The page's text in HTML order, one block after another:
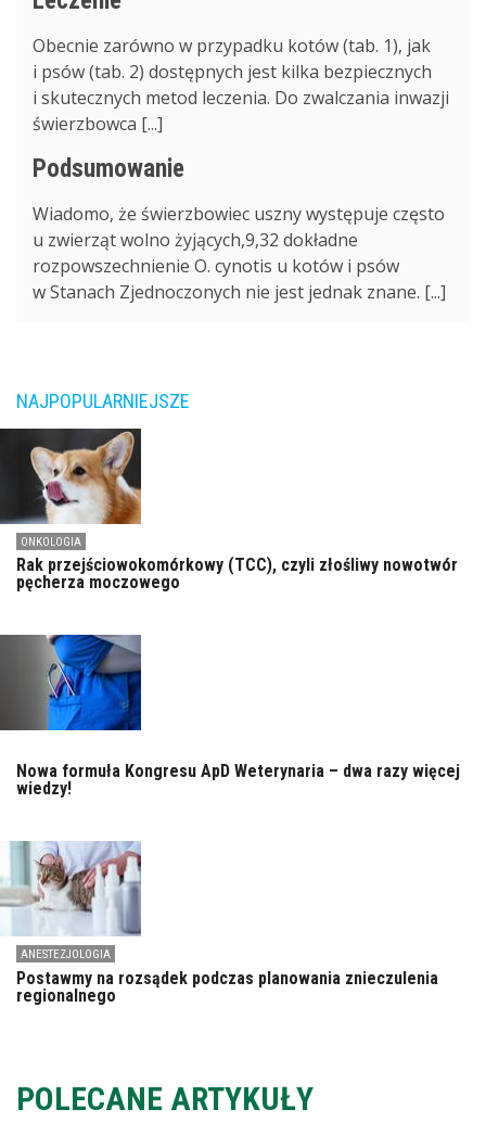
Obecnie zarówno w przypadku kotów (tab. 1), jak
i psów (tab. 2) dostępnych jest kilka bezpiecznych
i skutecznych metod leczenia. Do zwalczania inwazji
świerzbowca [...]
Podsumowanie
Wiadomo, że świerzbowiec uszny występuje często
u zwierząt wolno żyjących,9,32 dokładne
rozpowszechnienie O. cynotis u kotów i psów
w Stanach Zjednoczonych nie jest jednak znane. [...]
NAJPOPULARNIEJSZE
ONKOLOGIA
Rak przejściowokomórkowy (TCC), czyli złośliwy nowotwór
pęcherza moczowego
Nowa formuła Kongresu ApD Weterynaria – dwa razy więcej
wiedzy!
ANESTEZJOLOGIA
Postawmy na rozsądek podczas planowania znieczulenia
regionalnego
POLECANE ARTYKUŁY